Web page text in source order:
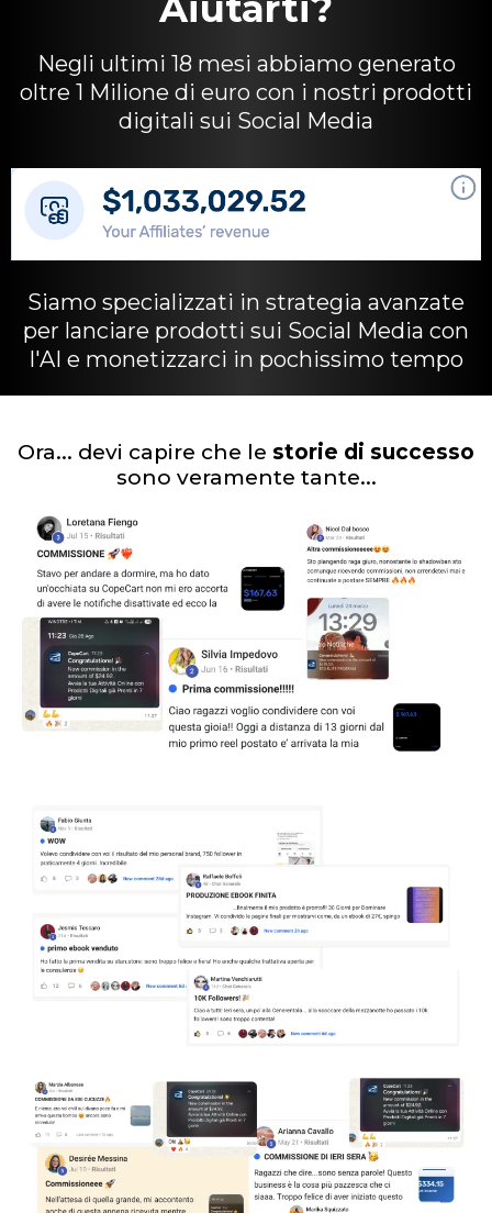
Negli ultimi 18 mesi abbiamo generato
oltre 1 Milione di euro con i nostri prodotti
digitali sui Social Media
Siamo specializzati in strategia avanzate
per lanciare prodotti sui Social Media con
l'AI e monetizzarci in pochissimo tempo
Ora... devi capire che le storie di successo
sono veramente tante...